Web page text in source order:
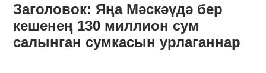
Заголовок: Яңа Мәскәүдә бер
кешенең 130 миллион сум
салынган сумкасын урлаганнар